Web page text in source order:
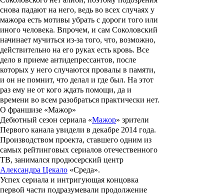
снова падают на него, ведь во всех случаях у
мажора есть мотивы убрать с дороги того или
иного человека. Впрочем, и сам Соколовский
начинает мучиться из-за того, что, возможно,
действительно на его руках есть кровь. Все
дело в приеме антидепрессантов, после
которых у него случаются провалы в памяти,
и он не помнит, что делал и где был. На этот
раз ему не от кого ждать помощи, да и
времени во всем разобраться практически нет.
О франшизе «Мажор»
Дебютный сезон сериала «Мажор» зрители
Первого канала увидели в декабре 2014 года.
Производством проекта, ставшего одним из
самых рейтинговых сериалов отечественного
ТВ, занимался продюсерский центр
Александра Цекало «Среда».
Успех сериала и интригующая концовка
первой части подразумевали продолжение